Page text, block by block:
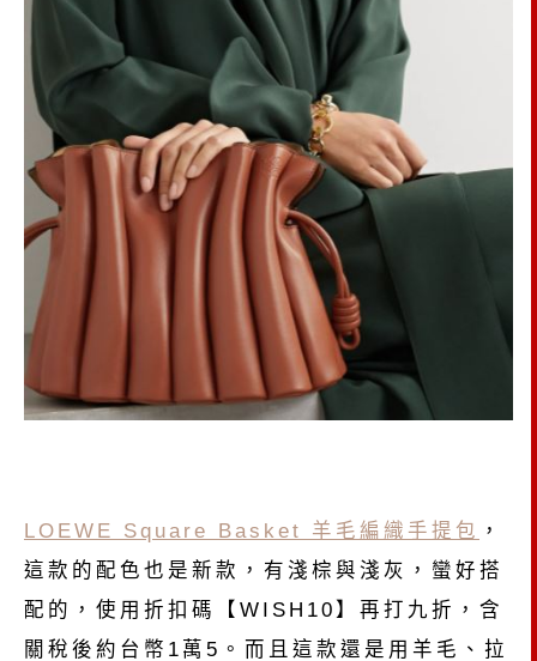
LOEWE Square Basket 羊毛編織手提包 ，
這款的配色也是新款，有淺棕與淺灰，蠻好搭
配的，使用折扣碼【WISH10】再打九折，含
關稅後約台幣1萬5。而且這款還是用羊毛、拉